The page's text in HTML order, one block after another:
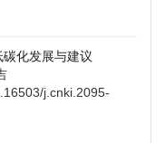
化发展与建议
j.cnki.2095-